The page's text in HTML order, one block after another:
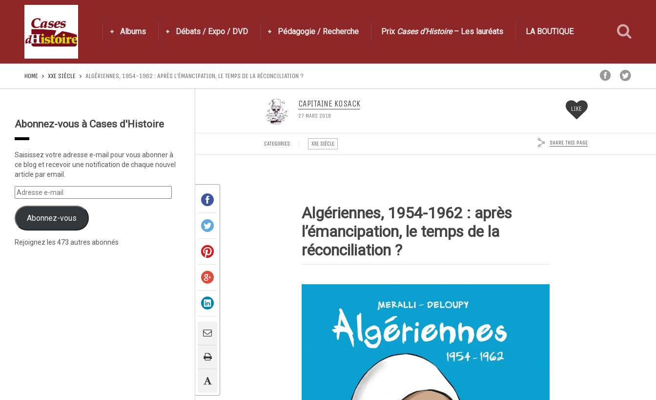
Albums Débats / Expo / DVD Pédagogie / Recherche Prix Cases d’Histoire– Les lauréats LA BOUTIQUE
HOME XXE SIÈCLE ALGÉRIENNES, 1954-1962 : APRÈS L’ÉMANCIPATION, LE TEMPS DE LA RÉCONCILIATION ?
Abonnez-vous à Cases d'Histoire
Saisissez votre adresse e-mail pour vous abonner à
ce blog et recevoir une notification de chaque nouvel
article par email.
Abonnez-vous
Rejoignez les 473 autres abonnés
CAPITAINE KOSACK
27 MARS 2018
LIKE
CATEGORIES: XXE SIÈCLE SHARE THIS PAGE
Algériennes, 1954-1962 : après
l’émancipation, le temps de la
réconciliation ?